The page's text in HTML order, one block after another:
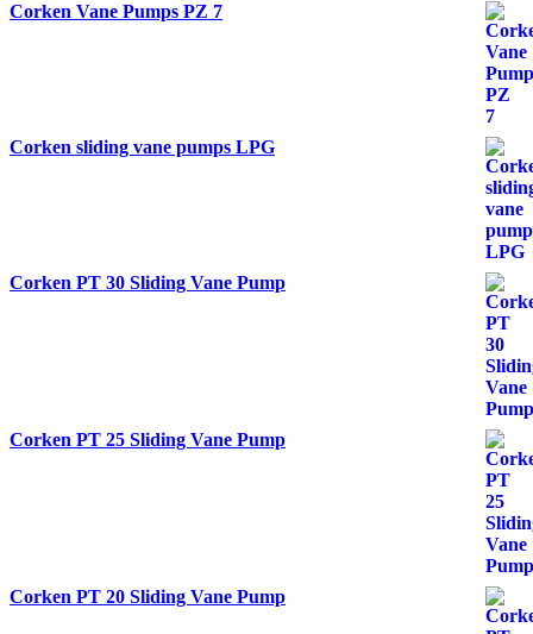
Corken Vane Pumps PZ 7
Corken sliding vane pumps LPG
Corken PT 30 Sliding Vane Pump
Corken PT 25 Sliding Vane Pump
Corken PT 20 Sliding Vane Pump